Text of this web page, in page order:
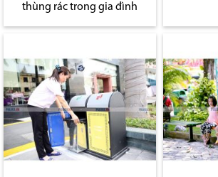
thùng rác trong gia đình